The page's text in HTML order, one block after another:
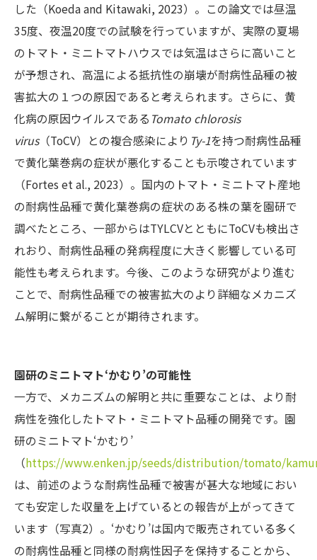
した（Koeda and Kitawaki, 2023）。この論文では昼温
35度、夜温20度での試験を行っていますが、実際の夏場
のトマト・ミニトマトハウスでは気温はさらに高いこと
が予想され、高温による抵抗性の崩壊が耐病性品種の被
害拡大の１つの原因であると考えられます。さらに、黄
化病の原因ウイルスである Tomato chlorosis
virus（ToCV）との複合感染により Ty-1を持つ耐病性品種
で黄化葉巻病の症状が悪化することも示唆されています
（Fortes et al., 2023）。国内のトマト・ミニトマト産地
の耐病性品種で黄化葉巻病の症状のある株の葉を園研で
調べたところ、一部からはTYLCVとともにToCVも検出さ
れおり、耐病性品種の発病程度に大きく影響している可
能性も考えられます。今後、このような研究がより進む
ことで、耐病性品種での被害拡大のより詳細なメカニズ
ム解明に繋がることが期待されます。
園研のミニトマト‘かむり’の可能性
一方で、メカニズムの解明と共に重要なことは、より耐
病性を強化したトマト・ミニトマト品種の開発です。園
研のミニトマト‘かむり’
（https://www.enken.jp/seeds/distribution/tomato/
は、前述のような耐病性品種で被害が甚大な地域におい
ても安定した収量を上げているとの報告が上がってきて
います（写真2）。‘かむり’は国内で販売されている多く
の耐病性品種と同様の耐病性因子を保持することから、